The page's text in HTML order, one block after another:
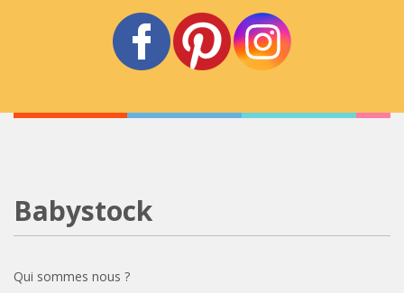
Babystock
Qui sommes nous ?